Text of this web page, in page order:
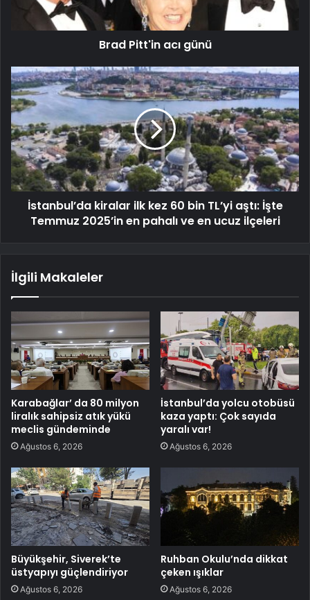
Brad Pitt'in acı günü
İstanbul’da kiralar ilk kez 60 bin TL’yi aştı: İşte
Temmuz 2025’in en pahalı ve en ucuz ilçeleri
İlgili Makaleler
Karabağlar’ da 80 milyon
liralık sahipsiz atık yükü
meclis gündeminde
Ağustos 6, 2026
İstanbul’da yolcu otobüsü
kaza yaptı: Çok sayıda
yaralı var!
Ağustos 6, 2026
Büyükşehir, Siverek’te
üstyapıyı güçlendiriyor
Ağustos 6, 2026
Ruhban Okulu’nda dikkat
çeken ışıklar
Ağustos 6, 2026